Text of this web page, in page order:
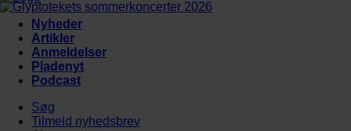
Nyheder
Artikler
Anmeldelser
Pladenyt
Podcast
Søg
Tilmeld nyhedsbrev